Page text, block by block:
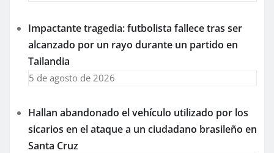
Impactante tragedia: futbolista fallece tras ser
alcanzado por un rayo durante un partido en
Tailandia
5 de agosto de 2026
Hallan abandonado el vehículo utilizado por los
sicarios en el ataque a un ciudadano brasileño en
Santa Cruz